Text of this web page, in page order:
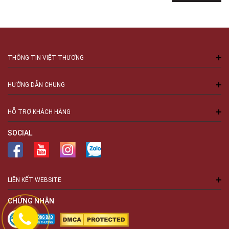
THÔNG TIN VIỆT THƯƠNG
HƯỚNG DẪN CHUNG
HỖ TRỢ KHÁCH HÀNG
SOCIAL
LIÊN KẾT WEBSITE
CHỨNG NHẬN